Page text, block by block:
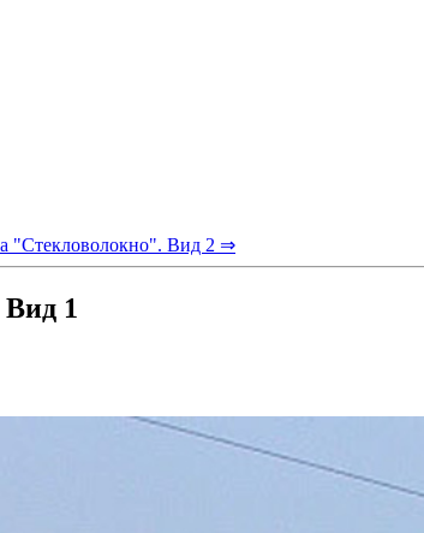
"Стекловолокно". Вид 2 ⇒
1